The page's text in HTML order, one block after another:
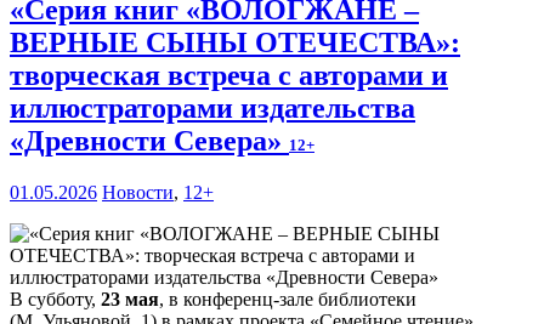
«Серия книг «ВОЛОГЖАНЕ –
ВЕРНЫЕ СЫНЫ ОТЕЧЕСТВА»:
творческая встреча с авторами и
иллюстраторами издательства
«Древности Севера» 12+
01.05.2026 Новости, 12+
В субботу, 23 мая, в конференц-зале библиотеки